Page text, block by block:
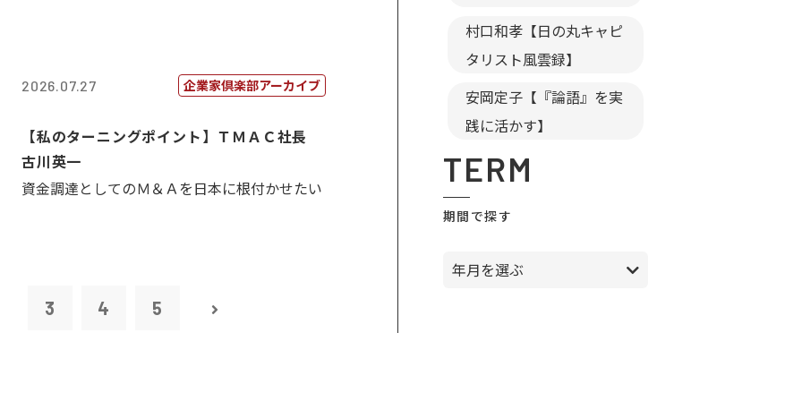
2026.07.27 企業家倶楽部アーカイブ
【私のターニングポイント】ＴＭＡＣ社長
古川英一
資金調達としてのＭ＆Ａを日本に根付かせたい
3 4 5
村口和孝【日の丸キャピ
タリスト風雲録】
安岡定子【『論語』を実
践に活かす】
TERM
期間で探す
年月を選ぶ